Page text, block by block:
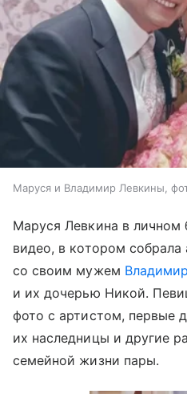
Маруся и Владимир Левкины,
Маруся Левкина в личном
видео, в котором
со своим мужем
и их дочерью Никой.
фото с артистом, первые
их наследницы и другие
семейной жизни пары.